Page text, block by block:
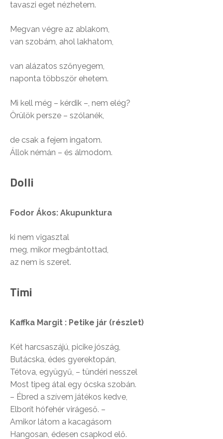
tavaszi eget nézhetem.
Megvan végre az ablakom,
van szobám, ahol lakhatom,
van alázatos szőnyegem,
naponta többször ehetem.
Mi kell még – kérdik –, nem elég?
Örülök persze – szólanék,
de csak a fejem ingatom.
Állok némán – és álmodom.
Dolli
Fodor Ákos: Akupunktura
ki nem vigasztal
meg, mikor megbántottad,
az nem is szeret.
Timi
Kaffka Margit : Petike jár (részlet)
Két harcsaszájú, picike jószág,
Butácska, édes gyerektopán,
Tétova, együgyű, – tündéri nesszel
Most tipeg átal egy ócska szobán.
– Ébred a szívem játékos kedve,
Elborít hófehér virágeső. –
Amikor látom a kacagásom
Hangosan, édesen csapkod elő.